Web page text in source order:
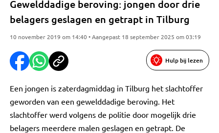
Gewelddadige beroving: jongen door drie
belagers geslagen en getrapt in Tilburg
10 november 2019 om 14:40 • Aangepast 18 september 2025 om 03:19
Hulp bij lezen
Een jongen is zaterdagmiddag in Tilburg het slachtoffer
geworden van een gewelddadige beroving. Het
slachtoffer werd volgens de politie door mogelijk drie
belagers meerdere malen geslagen en getrapt. De